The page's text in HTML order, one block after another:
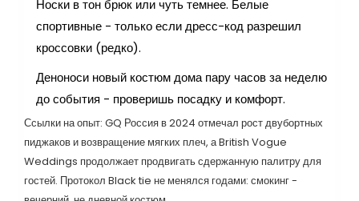
Носки в тон брюк или чуть темнее. Белые
спортивные - только если дресс-код разрешил
кроссовки (редко).
Деноноси новый костюм дома пару часов за неделю
до события - проверишь посадку и комфорт.
Ссылки на опыт: GQ Россия в 2024 отмечал рост двубортных
пиджаков и возвращение мягких плеч, а British Vogue
Weddings продолжает продвигать сдержанную палитру для
гостей. Протокол Black tie не менялся годами: смокинг -